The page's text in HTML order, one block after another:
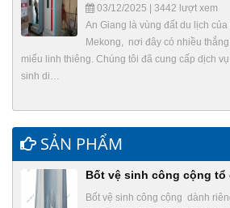
03/12/2025 | 3442 lượt xem
An Giang là vùng đất du lịch
Mekong, nơi đây có nhiều
miếu linh thiêng. Chúng tôi đã cung cấp dịch
sinh di…
SẢN PHẨM
Bốt vệ sinh công cộng tổ
Bốt vệ sinh công cộng dành